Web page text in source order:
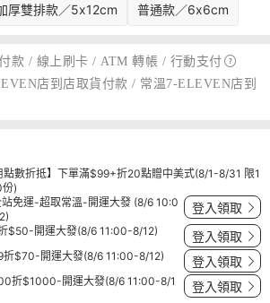
厚雙排款／5x12cm 普通款／6x6cm
款 / 線上刷卡 / ATM 轉帳 / 行動支付
店到店取貨付款 / 常溫7-ELEVEN店到
點數折抵】下單滿$99+折20點贈中美式(8/1-8/31 限1
)
免運-超取常溫-開運大發 (8/6 10:0
登入領取
$50-開運大發(8/6 11:00-8/12) 登入領取
折$70-開運大發(8/6 11:00-8/12) 登入領取
折$1000-開運大發(8/6 11:00-8/1
登入領取